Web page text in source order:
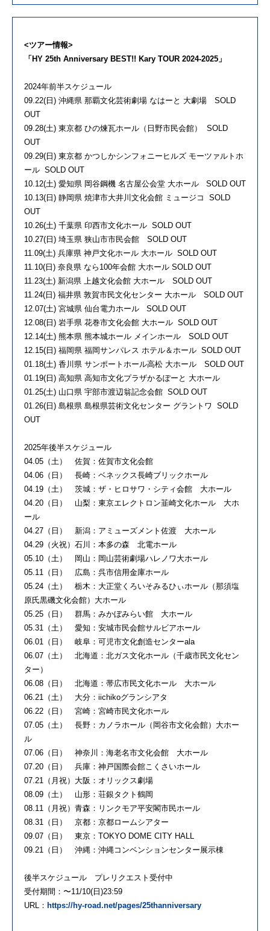
<ツアー情報>
「HY 25th Anniversary BEST!! Kary TOUR 2024-2025」
2024年前半スケジュール
09.22(日) 沖縄県 那覇文化芸術劇場 なはーと 大劇場 SOLD
OUT
09.28(土) 東京都 ひの煉瓦ホール（日野市民会館） SOLD
OUT
09.29(日) 東京都 かつしかシンフォニーヒルズ モーツァルトホ
ール SOLD OUT
10.12(土) 愛知県 岡谷鋼機 名古屋公会堂 大ホール SOLD OUT
10.13(日) 静岡県 焼津市大井川文化会館 ミュージコ SOLD
OUT
10.26(土) 千葉県 印西市文化ホール SOLD OUT
10.27(日) 埼玉県 狭山市市民会館 SOLD OUT
11.09(土) 兵庫県 神戸文化ホール 大ホール SOLD OUT
11.10(日) 奈良県 なら100年会館 大ホール SOLD OUT
11.23(土) 新潟県 上越文化会館 大ホール SOLD OUT
11.24(日) 福井県 敦賀市民文化センター 大ホール SOLD OUT
12.07(土) 宮城県 仙台電力ホール SOLD OUT
12.08(日) 岩手県 花巻市文化会館 大ホール SOLD OUT
12.14(土) 熊本県 熊本城ホール メインホール SOLD OUT
12.15(日) 福岡県 福岡サンパレス ホテル＆ホール SOLD OUT
01.18(土) 香川県 サンポートホール高松 大ホール SOLD OUT
01.19(日) 高知県 高知市文化プラザかるぽーと 大ホール
01.25(土) 山口県 宇部市渡辺翁記念会館 SOLD OUT
01.26(日) 島根県 島根県芸術文化センター グラントワ SOLD
OUT
2025年後半スケジュール
04.05（土） 佐賀：佐賀市文化会館
04.06（日） 長崎：ベネックス長崎ブリックホール
04.19（土） 茨城：ザ・ヒロサワ・シティ会館 大ホール
04.20（日） 山梨：東京エレクトロン韮崎文化ホール 大ホ
ール
04.27（日） 新潟：アミューズメント佐渡 大ホール
04.29（火祝）石川：本多の森 北電ホール
05.10（土） 岡山：岡山芸術劇場ハレノワ大ホール
05.11（日） 広島：呉市信用金庫ホール
05.24（土） 栃木：大正堂くろいそみるひぃホール（那須塩
原氏黒磯文化会館）大ホール
05.25（日） 群馬：みかぼみらい館 大ホール
05.31（土） 愛知：安城市民会館サルビアホール
06.01（日） 岐阜：可児市文化創造センターala
06.07（土） 北海道：北ガス文化ホール（千歳市民文化セン
ター）
06.08（日） 北海道：帯広市民文化ホール 大ホール
06.21（土） 大分：iichikoグランシアタ
06.22（日） 宮崎：宮崎市民文化ホール
07.05（土） 長野：カノラホール（岡谷市文化会館）大ホー
ル
07.06（日） 神奈川：海老名市文化会館 大ホール
07.20（日） 兵庫：神戸国際会館こくさいホール
07.21（月祝）大阪：オリックス劇場
08.09（土） 山形：荘銀タクト鶴岡
08.11（月祝）青森：リンクモア平安閣市民ホール
08.31（日） 京都：京都ロームシアター
09.07（日） 東京：TOKYO DOME CITY HALL
09.21（日） 沖縄：沖縄コンベンションセンター展示棟
後半スケジュール プレリクエスト受付中
受付期間：〜11/10(日)23:59
URL： https://hy-road.net/pages/25thanniversary